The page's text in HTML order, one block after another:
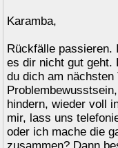
Karamba,
Rückfälle passieren.
es dir nicht gut geht.
du dich am
hindern, wieder voll
mir, lass uns
oder ich mache die